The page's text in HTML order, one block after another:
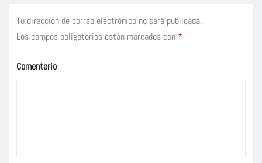
Tu dirección de correo electrónico no será publicada.
Los campos obligatorios están marcados con *
Comentario